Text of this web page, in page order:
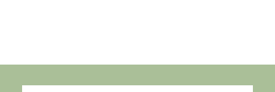
Suchbegriffe